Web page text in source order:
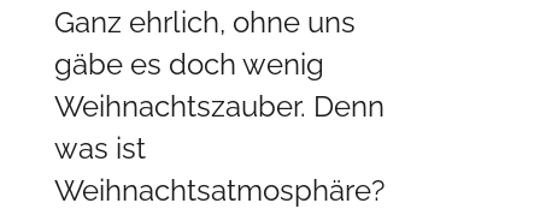
Ganz ehrlich, ohne uns
gäbe es doch wenig
Weihnachtszauber. Denn
was ist
Weihnachtsatmosphäre?